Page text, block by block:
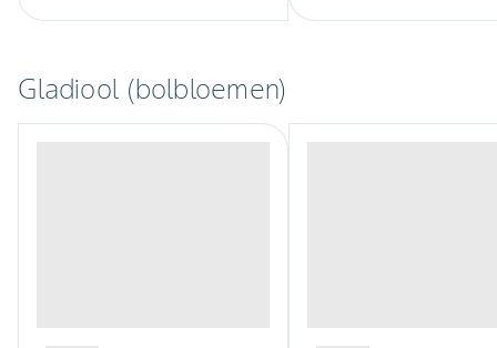
Gladiool (bolbloemen)